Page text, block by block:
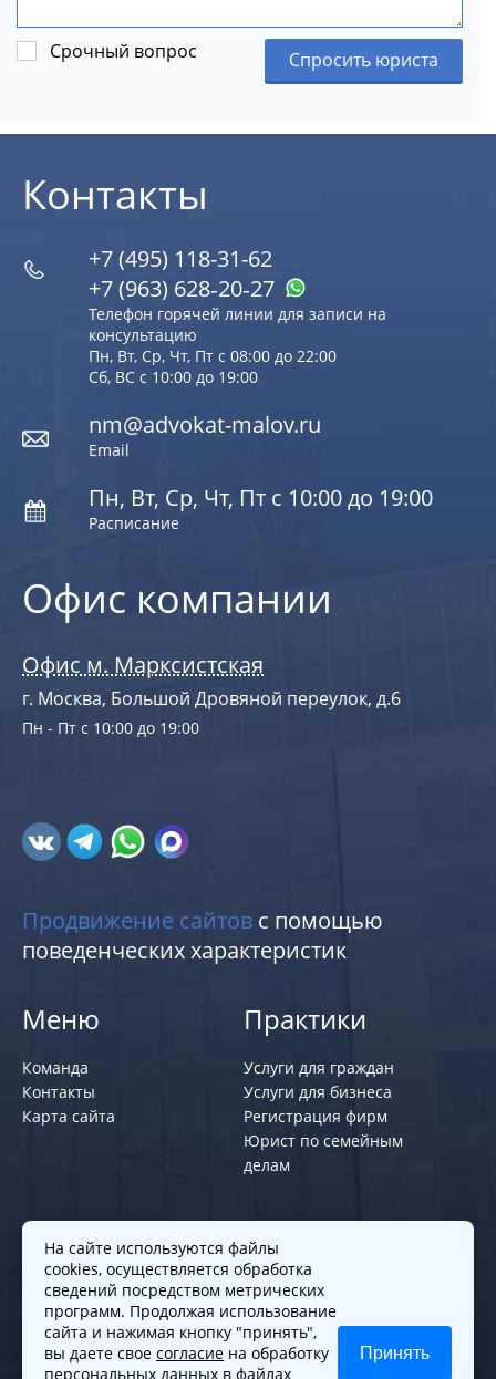
Срочный вопрос Спросить юриста
Офис компании
Офис м. Марксистская
г. Москва, Большой Дровяной переулок, д.6
Пн - Пт с 10:00 до 19:00
Контакты
+7 (495) 118-31-62
+7 (963) 628‑20‑27
Телефон горячей линии для записи на
консультацию
Пн, Вт, Ср, Чт, Пт с 08:00 до 22:00
Сб, ВС с 10:00 до 19:00
nm@advokat-malov.ru
Email
Пн, Вт, Ср, Чт, Пт с 10:00 до 19:00
Расписание
Продвижение сайтов с помощью
поведенческих характеристик
Меню
Команда
Контакты
Карта сайта
Практики
Услуги для граждан
Услуги для бизнеса
Регистрация фирм
Юрист по семейным
делам
Политики и правила
Политика обработки персональных
данных
Согласие на обработку cookies
Согласие на обработку персональных
На сайте используются файлы
cookies, осуществляется обработка
сведений посредством метрических
программ. Продолжая использование
сайта и нажимая кнопку "принять",
вы даете свое согласие на обработку
персональных данных в файлах
Принять